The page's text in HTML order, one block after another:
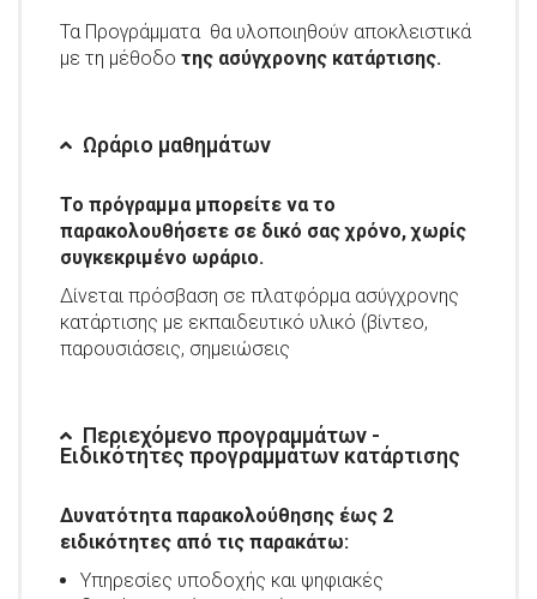
Τα Προγράμματα θα υλοποιηθούν αποκλειστικά
με τη μέθοδο της ασύγχρονης κατάρτισης.
Ωράριο μαθημάτων
Το πρόγραμμα μπορείτε να το
παρακολουθήσετε σε δικό σας χρόνο, χωρίς
συγκεκριμένο ωράριο.
Δίνεται πρόσβαση σε πλατφόρμα ασύγχρονης
κατάρτισης με εκπαιδευτικό υλικό (βίντεο,
παρουσιάσεις, σημειώσεις
Περιεχόμενο προγραμμάτων -
Ειδικότητες προγραμμάτων κατάρτισης
Δυνατότητα παρακολούθησης έως 2
ειδικότητες από τις παρακάτω:
Υπηρεσίες υποδοχής και ψηφιακές